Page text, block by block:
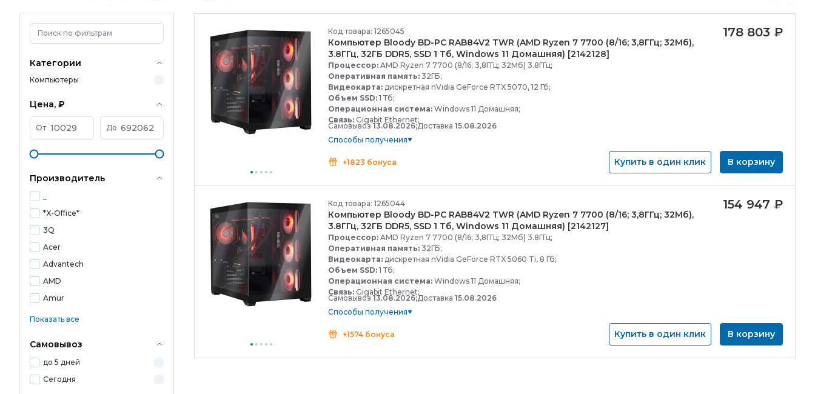
Категории
Компьютеры
Цена, ₽
От До
Производитель
*X-Office*
3Q
Acer
Advantech
AMD
Amur
Показать все
Самовывоз
до 5 дней
Сегодня
Код товара: 1265045
Компьютер Bloody BD-PC RAB84V2 TWR (AMD Ryzen 7 7700 (8/16; 3,8ГГц; 32Мб),
3.8ГГц, 32ГБ DDR5, SSD 1 Тб, Windows 11 Домашняя) [2142128]
Процессор: AMD Ryzen 7 7700 (8/16; 3,8ГГц; 32Мб) 3.8ГГц;
Оперативная память: 32ГБ;
Видеокарта: дискретная nVidia GeForce RTX 5070, 12 Гб;
Объем SSD: 1 Тб;
Операционная система: Windows 11 Домашняя;
Связь: Gigabit Ethernet;
Самовывоз 13.08.2026;Доставка 15.08.2026
Способы получения
+1823 бонуса
178 803 ₽
Купить в один клик В корзину
Код товара: 1265044
Компьютер Bloody BD-PC RAB84V2 TWR (AMD Ryzen 7 7700 (8/16; 3,8ГГц; 32Мб),
3.8ГГц, 32ГБ DDR5, SSD 1 Тб, Windows 11 Домашняя) [2142127]
Процессор: AMD Ryzen 7 7700 (8/16; 3,8ГГц; 32Мб) 3.8ГГц;
Оперативная память: 32ГБ;
Видеокарта: дискретная nVidia GeForce RTX 5060 Ti, 8 Гб;
Объем SSD: 1 Тб;
Операционная система: Windows 11 Домашняя;
Связь: Gigabit Ethernet;
Самовывоз 13.08.2026;Доставка 15.08.2026
Способы получения
+1574 бонуса
154 947 ₽
Купить в один клик В корзину